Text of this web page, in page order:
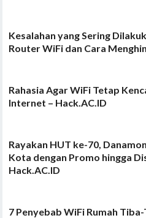
Kesalahan yang Sering
Router WiFi dan Cara
Rahasia Agar WiFi Tetap
Internet – Hack.AC.ID
Rayakan HUT ke-70,
Kota dengan Promo hingga
Hack.AC.ID
7 Penyebab WiFi Rumah